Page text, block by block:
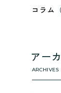
舞鶴
コラム
断熱
アー
ARCHIVES